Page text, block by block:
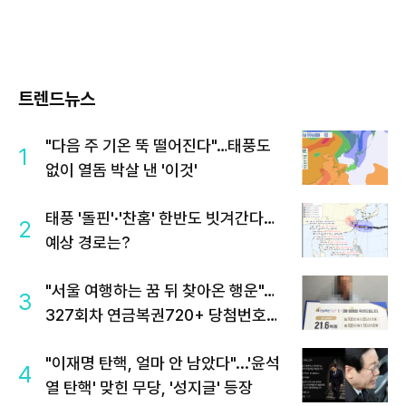
트렌드뉴스
1
"다음 주 기온 뚝 떨어진다"…태풍도
없이 열돔 박살 낸 '이것'
2
태풍 '돌핀'·'찬홈' 한반도 빗겨간다…
예상 경로는?
3
"서울 여행하는 꿈 뒤 찾아온 행운"…
327회차 연금복권720+ 당첨번호조
4
"이재명 탄핵, 얼마 안 남았다"...'윤석
열 탄핵' 맞힌 무당, '성지글' 등장